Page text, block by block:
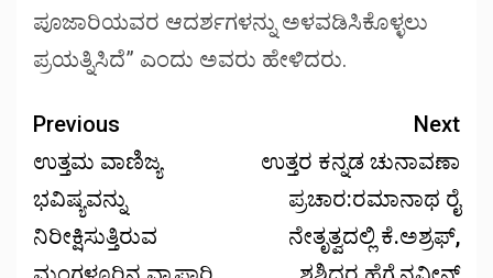
ಪೂಜಾರಿಯವರ ಆದರ್ಶಗಳನ್ನು ಅಳವಡಿಸಿಕೊಳ್ಳಲು
ಪ್ರಯತ್ನಿಸಿದೆ” ಎಂದು ಅವರು ಹೇಳಿದರು.
Previous
ಉತ್ತಮ ವಾಣಿಜ್ಯ
ಭವಿಷ್ಯವನ್ನು
ನಿರೀಕ್ಷಿಸುತ್ತಿರುವ
Next
ಉತ್ತರ ಕನ್ನಡ ಚುನಾವಣಾ
ಪ್ರಚಾರ:ರಮಾನಾಥ ರೈ
ನೇತೃತ್ವದಲ್ಲಿ ಕೆ.ಅಶ್ರಫ್,